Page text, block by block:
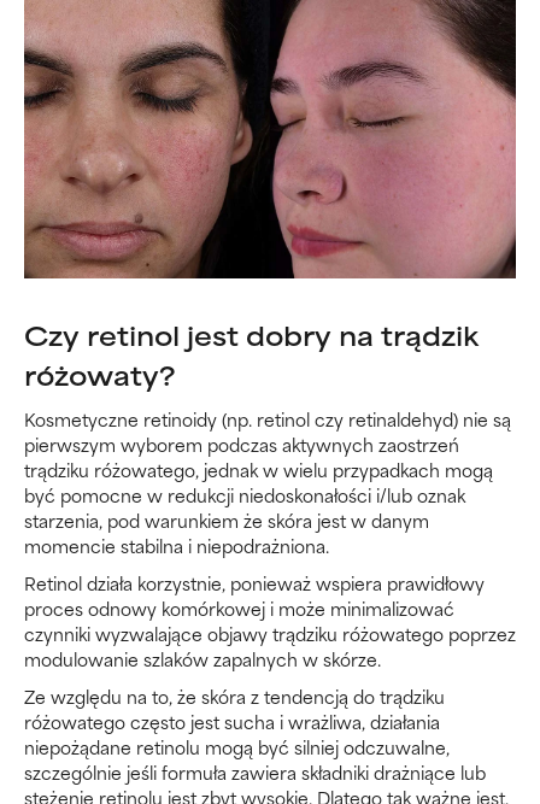
Czy retinol jest dobry na trądzik
różowaty?
Kosmetyczne retinoidy (np. retinol czy retinaldehyd) nie są
pierwszym wyborem podczas aktywnych zaostrzeń
trądziku różowatego, jednak w wielu przypadkach mogą
być pomocne w redukcji niedoskonałości i/lub oznak
starzenia, pod warunkiem że skóra jest w danym
momencie stabilna i niepodrażniona.
Retinol działa korzystnie, ponieważ wspiera prawidłowy
proces odnowy komórkowej i może minimalizować
czynniki wyzwalające objawy trądziku różowatego poprzez
modulowanie szlaków zapalnych w skórze.
Ze względu na to, że skóra z tendencją do trądziku
różowatego często jest sucha i wrażliwa, działania
niepożądane retinolu mogą być silniej odczuwalne,
szczególnie jeśli formuła zawiera składniki drażniące lub
stężenie retinolu jest zbyt wysokie. Dlatego tak ważne jest,